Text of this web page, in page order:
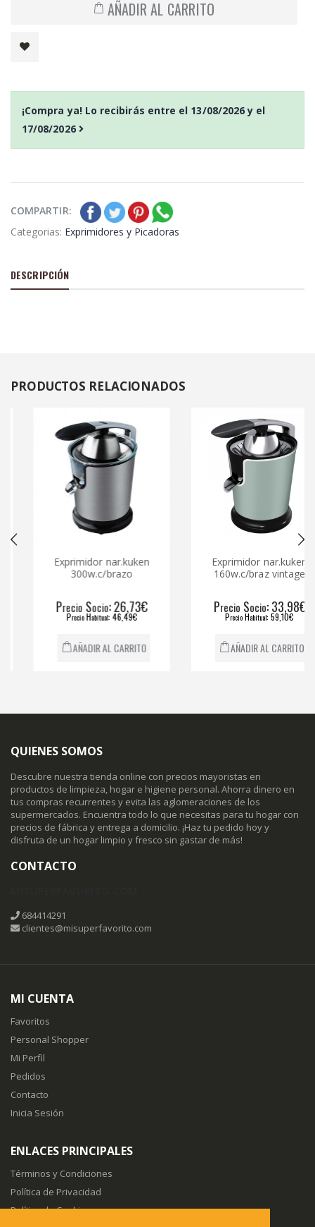
AÑADIR AL CARRITO
¡Compra ya! Lo recibirás entre el 13/08/2026y el
17/08/2026
COMPARTIR:
Categorias: Exprimidores y Picadoras
DESCRIPCIÓN
PRODUCTOS RELACIONADOS
Exprimidor nar.kuken
300w.c/brazo
recioSocio: 26,73€
recioHabitual: 46,49€
AÑADIR AL CARRITO
Exprimidor nar.kuken
160w.c/braz vintage
recioSocio: 33,98€
recioHabitual: 59,10€
AÑADIR AL CARRITO
QUIENES SOMOS
Descubre nuestra tienda online con precios mayoristas en
productos de limpieza, hogar e higiene personal. Ahorra dinero en
tus compras recurrentes y evita las aglomeraciones de los
supermercados. Encuentra todo lo que necesitas para tu hogar con
precios de fábrica y entrega a domicilio. ¡Haz tu pedido hoy y
disfruta de un hogar limpio y fresco sin gastar de más!
CONTACTO
684414291
clientes@misuperfavorito.com
MI CUENTA
Favoritos
Personal Shopper
Mi Perfil
Pedidos
Contacto
Inicia Sesión
ENLACES PRINCIPALES
Términos y Condiciones
Política de Privacidad
Política de Cookies